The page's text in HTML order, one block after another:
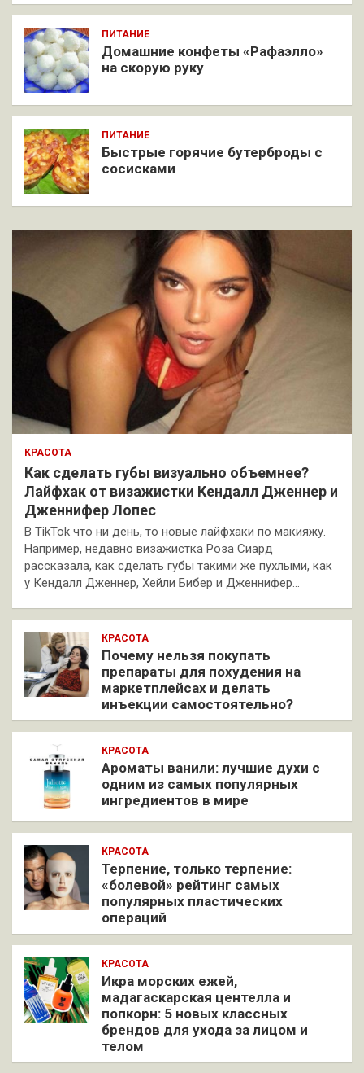
ПИТАНИЕ
Домашние конфеты «Рафаэлло»
на скорую руку
ПИТАНИЕ
Быстрые горячие бутерброды с
сосисками
КРАСОТА
Как сделать губы визуально объемнее?
Лайфхак от визажистки Кендалл Дженнер и
Дженнифер Лопес
В TikTok что ни день, то новые лайфхаки по макияжу.
Например, недавно визажистка Роза Сиард
рассказала, как сделать губы такими же пухлыми, как
у Кендалл Дженнер, Хейли Бибер и Дженнифер…
КРАСОТА
Почему нельзя покупать
препараты для похудения на
маркетплейсах и делать
инъекции самостоятельно?
КРАСОТА
Ароматы ванили: лучшие духи с
одним из самых популярных
ингредиентов в мире
КРАСОТА
Терпение, только терпение:
«болевой» рейтинг самых
популярных пластических
операций
КРАСОТА
Икра морских ежей,
мадагаскарская центелла и
попкорн: 5 новых классных
брендов для ухода за лицом и
телом